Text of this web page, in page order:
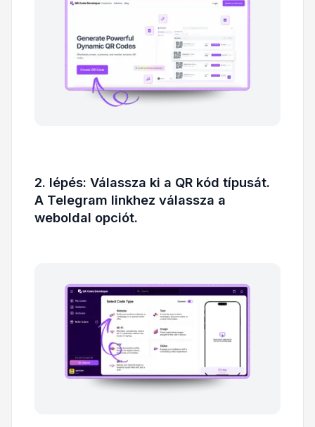
2. lépés: Válassza ki a QR kód típusát.
A Telegram linkhez válassza a
weboldal opciót.